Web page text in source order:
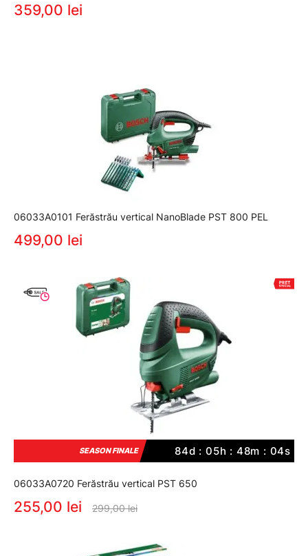
359,00 lei
06033A0101 Ferăstrău vertical NanoBlade PST 800 PEL
499,00 lei
SEASON FINALE 84d : 05h : 48m : 03s
06033A0720 Ferăstrău vertical PST 650
255,00 lei 299,00 lei